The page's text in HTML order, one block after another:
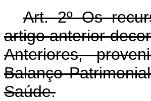
Art. 2º Os
artigo anterior
Anteriores,
Balanço
Saúde.